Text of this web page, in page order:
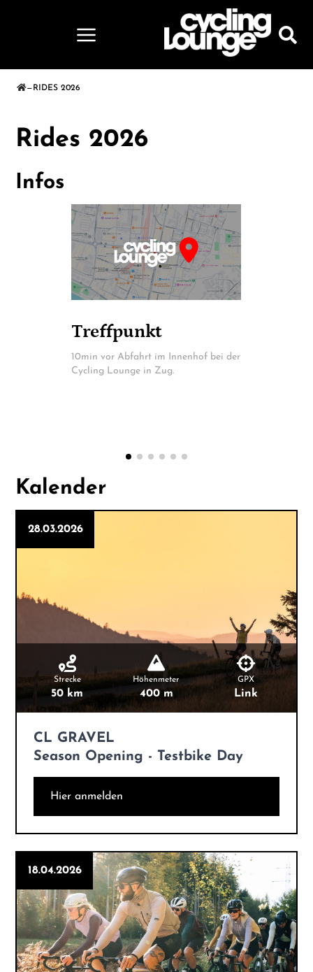
— RIDES 2026
Rides 2026
Infos
Treffpunkt
10min vor Abfahrt im Innenhof bei der
Cycling Lounge in Zug.
Kalender
28.03.2026
Strecke
50 km
Höhenmeter
400 m
GPX
Link
CL GRAVEL
Season Opening - Testbike Day
Hier anmelden
18.04.2026